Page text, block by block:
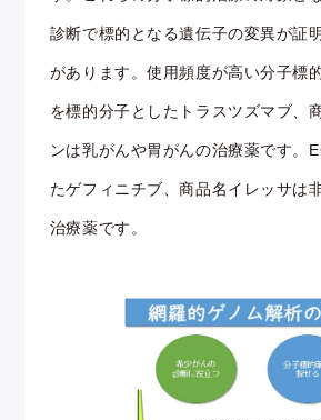
診断で標的となる遺伝子の変異が証
があります。使用頻度が高い分子標
を標的分子としたトラスツズマブ、
ンは乳がんや胃がんの治療薬です。
たゲフィニチブ、商品名イレッサは
治療薬です。